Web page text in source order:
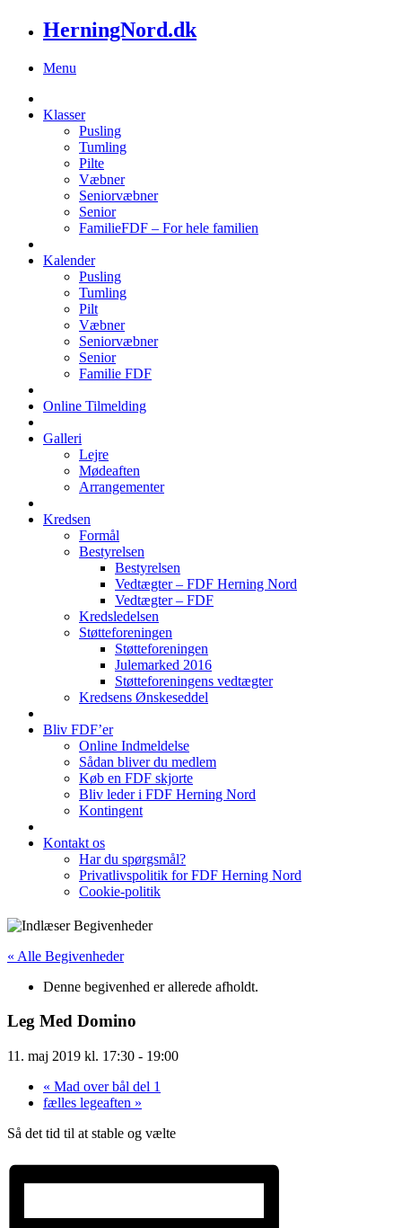
HerningNord.dk
Menu
Klasser
Pusling
Tumling
Pilte
Væbner
Seniorvæbner
Senior
FamilieFDF – For hele familien
Kalender
Pusling
Tumling
Pilt
Væbner
Seniorvæbner
Senior
Familie FDF
Online Tilmelding
Galleri
Lejre
Mødeaften
Arrangementer
Kredsen
Formål
Bestyrelsen
Bestyrelsen
Vedtægter – FDF Herning Nord
Vedtægter – FDF
Kredsledelsen
Støtteforeningen
Støtteforeningen
Julemarked 2016
Støtteforeningens vedtægter
Kredsens Ønskeseddel
Bliv FDF’er
Online Indmeldelse
Sådan bliver du medlem
Køb en FDF skjorte
Bliv leder i FDF Herning Nord
Kontingent
Kontakt os
Har du spørgsmål?
Privatlivspolitik for FDF Herning Nord
Cookie-politik
« Alle Begivenheder
Denne begivenhed er allerede afholdt.
Leg Med Domino
11. maj 2019 kl. 17:30 - 19:00
« Mad over bål del 1
fælles legeaften »
Så det tid til at stable og vælte